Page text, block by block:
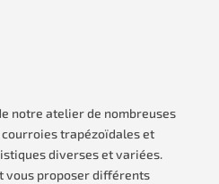
notre atelier de nombreuses
trapézoïdales et
diverses et variées.
vous proposer différents